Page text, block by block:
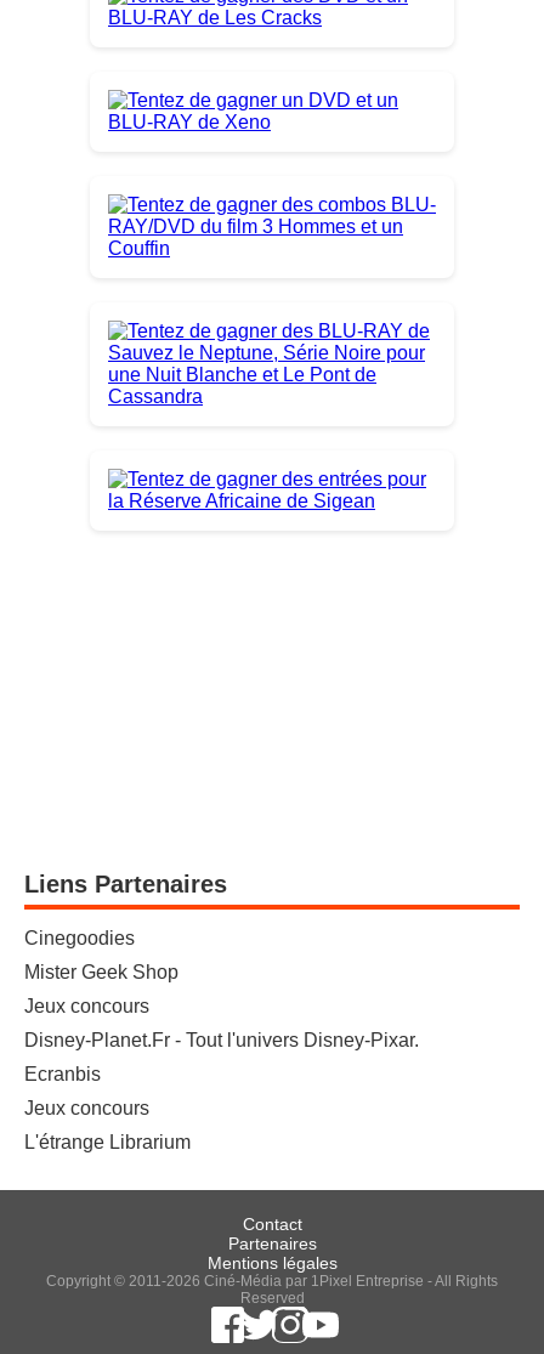
Liens Partenaires
Cinegoodies
Mister Geek Shop
Jeux concours
Disney-Planet.Fr - Tout l'univers Disney-Pixar.
Ecranbis
Jeux concours
L'étrange Librarium
Contact
Partenaires
Mentions légales
Copyright © 2011-2026 Ciné-Média par 1Pixel Entreprise - All Rights
Reserved